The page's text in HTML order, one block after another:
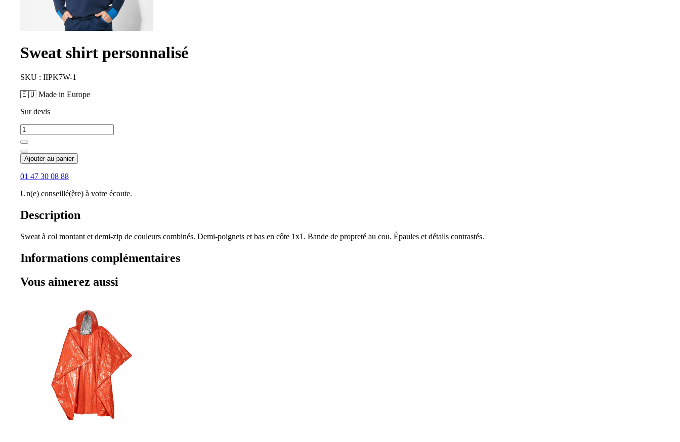
Sweat shirt personnalisé
SKU : IIPK7W-1
🇪🇺 Made in Europe
Sur devis
Ajouter au panier
01 47 30 08 88
Un(e) conseillé(ère) à votre écoute.
Description
Sweat à col montant et demi-zip de couleurs combinés. Demi-poignets et bas en côte 1x1. Bande de propreté au cou. Épaules et détails contrastés.
Informations complémentaires
Vous aimerez aussi